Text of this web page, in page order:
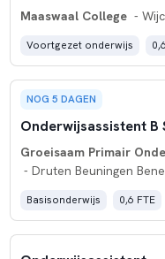
Maaswaal College -
Voortgezet onderwijs
NOG 5 DAGEN
Groeisaam Primair
- Druten Beuningen
Basisonderwijs 0,6 FTE